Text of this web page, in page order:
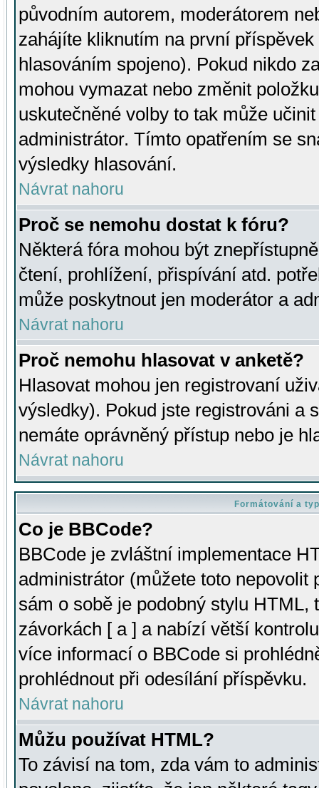
původním autorem, moderátorem
zahájíte kliknutím na první
hlasováním spojeno). Pokud nikdo
mohou vymazat nebo změnit
uskutečněné volby to tak může
administrátor. Tímto opatřením se
výsledky hlasování.
Návrat nahoru
Proč se nemohu dostat k fóru?
Některá fóra mohou být
čtení, prohlížení, přispívání atd.
může poskytnout jen moderátor a
Návrat nahoru
Proč nemohu hlasovat v anketě?
Hlasovat mohou jen registrovaní
výsledky). Pokud jste registrováni a
nemáte oprávněný přístup nebo je
Návrat nahoru
Formátování a
Co je BBCode?
BBCode je zvláštní implementace
administrátor (můžete toto
sám o sobě je podobný stylu HTML,
závorkách [ a ] a nabízí větší
více informací o BBCode si
prohlédnout při odesílání příspěvku.
Návrat nahoru
Můžu používat HTML?
To závisí na tom, zda vám to